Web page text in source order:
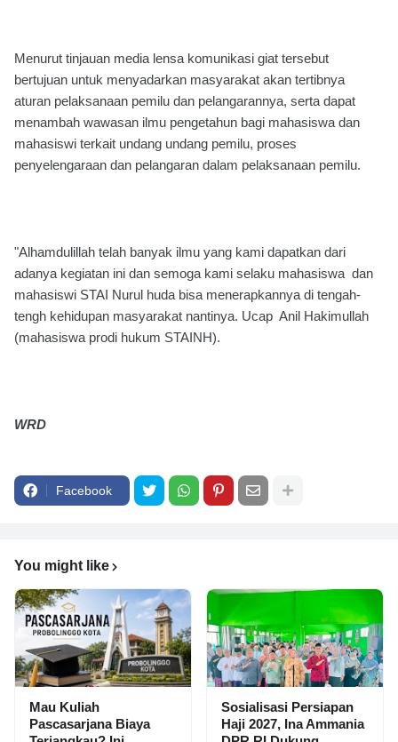
Menurut tinjauan media lensa komunikasi giat tersebut
bertujuan untuk menyadarkan masyarakat akan tertibnya
aturan pelaksanaan pemilu dan pelangarannya, serta dapat
menambah wawasan ilmu pengetahun bagi mahasiswa dan
mahasiswi terkait undang undang pemilu, proses
penyelengaraan dan pelangaran dalam pelaksanaan pemilu.
"Alhamdulillah telah banyak ilmu yang kami dapatkan dari
adanya kegiatan ini dan semoga kami selaku mahasiswa dan
mahasiswi STAI Nurul huda bisa menerapkannya di tengah-
tengh kehidupan masyarakat nantinya. Ucap Anil Hakimullah
(mahasiswa prodi hukum STAINH).
WRD
Facebook
You might like
Mau Kuliah
Pascasarjana Biaya
Sosialisasi Persiapan
Haji 2027, Ina Ammania